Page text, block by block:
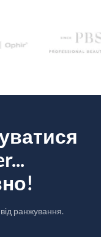
від ранжування.